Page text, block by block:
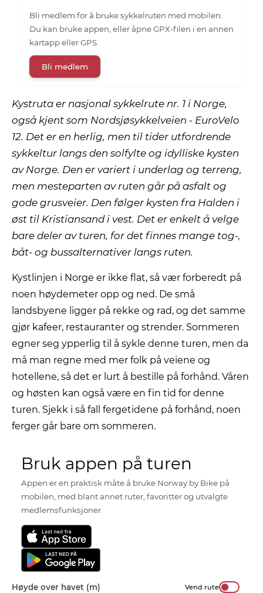
Bli medlem for å bruke sykkelruten med mobilen.
Du kan bruke appen, eller åpne GPX-filen i en annen
kartapp eller GPS.
Bli medlem
Kystruta er nasjonal sykkelrute nr. 1 i Norge,
også kjent som Nordsjøsykkelveien - EuroVelo
12. Det er en herlig, men til tider utfordrende
sykkeltur langs den solfylte og idylliske kysten
av Norge. Den er variert i underlag og terreng,
men mesteparten av ruten går på asfalt og
gode grusveier. Den følger kysten fra Halden i
øst til Kristiansand i vest. Det er enkelt å velge
bare deler av turen, for det finnes mange tog-,
båt- og bussalternativer langs ruten.
Kystlinjen i Norge er ikke flat, så vær forberedt på
noen høydemeter opp og ned. De små
landsbyene ligger på rekke og rad, og det samme
gjør kafeer, restauranter og strender. Sommeren
egner seg ypperlig til å sykle denne turen, men da
må man regne med mer folk på veiene og
hotellene, så det er lurt å bestille på forhånd. Våren
og høsten kan også være en fin tid for denne
turen. Sjekk i så fall fergetidene på forhånd, noen
ferger går bare om sommeren.
Bruk appen på turen
Appen er en praktisk måte å bruke Norway by Bike på
mobilen, med blant annet ruter, favoritter og utvalgte
medlemsfunksjoner.
Høyde over havet (m) Vend rute